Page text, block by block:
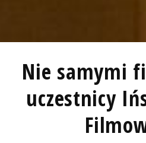
Nie samymi
uczestnicy